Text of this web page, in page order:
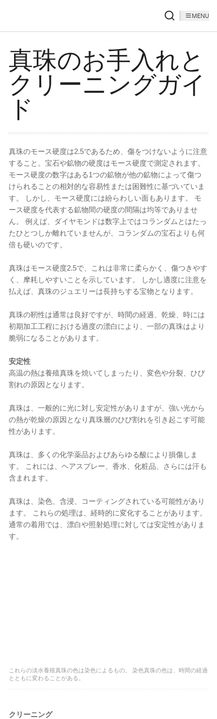
MENU
真珠のお手入れと
クリーニングガイ
ド
真珠のモース硬度は2.5であるため、傷をつけないように注意
すること。 宝石や鉱物の硬度はモース硬度で測定されます。
モース硬度の数字はある1つの鉱物が他の鉱物によって傷つ
けられることの相対的な容易性または困難性に基づいていま
す。 しかし、モース硬度には紛らわしい面もあります。 モ
ース硬度を代表する鉱物間の硬度の間隔は均等でありませ
ん。 例えば、ダイヤモンドは数字上ではコランダムとはたっ
たひとつしか離れていませんが、コランダムの宝石よりも何
倍も硬いのです。
真珠はモース硬度2.5で、これは非常に柔らかく、傷つきやす
く、摩耗しやすいことを示しています。 しかし適度に注意を
払えば、真珠のジュエリーは長持ちする宝物となります。
真珠の靭性は通常は良好​​ですが、時間の経過、乾燥、時には
初期加工工程における過度の漂白により、一部の真珠はより
脆弱になることがあります。
安定性
高温の熱は養殖真珠を焼いてしまったり、変色や分裂、ひび
割れの原因となります。
真珠は、一般的に光に対し安定性がありますが、強い光から
の熱が乾燥の原因となり真珠層のひび割れを引き起こす可能
性があります。
真珠は、多くの化学薬品およびあらゆる酸により損傷しま
す。 これには、ヘアスプレー、香水、化粧品、さらには汗も
含まれます。
真珠は、染色、含浸、コーティングされている可能性があり
ます。 これらの処理は、経時的に変化することがあります。
通常の着用では、漂白や照射処理に対しては安定性がありま
す。
これらの淡水養殖真珠の色は染色によるもの。 染色真珠の色は、時間の経過
とともに変わることがある。
クリーニング